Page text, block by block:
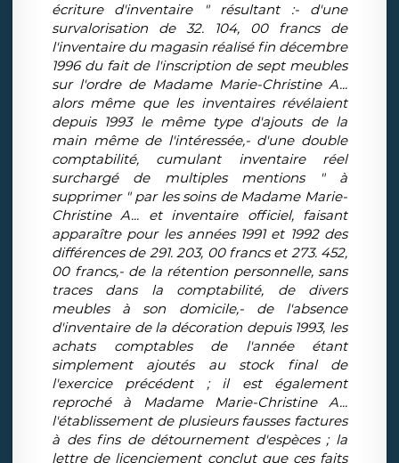
écriture d'inventaire " résultant :- d'une
survalorisation de 32. 104, 00 francs de
l'inventaire du magasin réalisé fin décembre
1996 du fait de l'inscription de sept meubles
sur l'ordre de Madame Marie-Christine A...
alors même que les inventaires révélaient
depuis 1993 le même type d'ajouts de la
main même de l'intéressée,- d'une double
comptabilité, cumulant inventaire réel
surchargé de multiples mentions " à
supprimer " par les soins de Madame Marie-
Christine A... et inventaire officiel, faisant
apparaître pour les années 1991 et 1992 des
différences de 291. 203, 00 francs et 273. 452,
00 francs,- de la rétention personnelle, sans
traces dans la comptabilité, de divers
meubles à son domicile,- de l'absence
d'inventaire de la décoration depuis 1993, les
achats comptables de l'année étant
simplement ajoutés au stock final de
l'exercice précédent ; il est également
reproché à Madame Marie-Christine A...
l'établissement de plusieurs fausses factures
à des fins de détournement d'espèces ; la
lettre de licenciement conclut que ces faits